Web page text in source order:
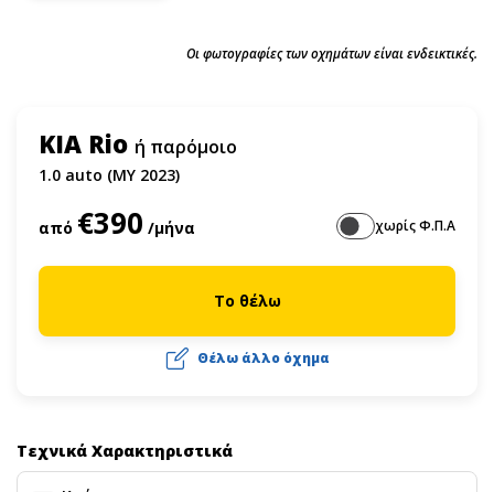
Οι φωτογραφίες των οχημάτων είναι ενδεικτικές.
KIA Rio ή παρόμοιο
1.0 auto (MY 2023)
από €390 /μήνα χωρίς Φ.Π.Α
Το θέλω
Θέλω άλλο όχημα
Τεχνικά Χαρακτηριστικά